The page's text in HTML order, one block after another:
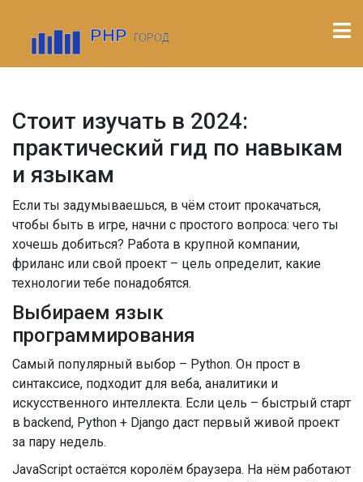
Стоит изучать в 2024:
практический гид по навыкам
и языкам
Если ты задумываешься, в чём стоит прокачаться,
чтобы быть в игре, начни с простого вопроса: чего ты
хочешь добиться? Работа в крупной компании,
фриланс или свой проект – цель определит, какие
технологии тебе понадобятся.
Выбираем язык
программирования
Самый популярный выбор – Python. Он прост в
синтаксисе, подходит для веба, аналитики и
искусственного интеллекта. Если цель – быстрый старт
в backend, Python + Django даст первый живой проект
за пару недель.
JavaScript остаётся королём браузера. На нём работают